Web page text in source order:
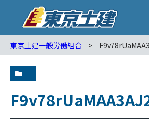
東京土建一般労働組合 >